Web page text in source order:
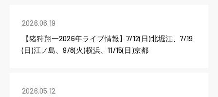
2026.06.19
【猪狩翔一2026年ライブ情報】7/12(日)北堀江、7/19
(日)江ノ島、9/8(火)横浜、11/15(日)京都
2026.05.12